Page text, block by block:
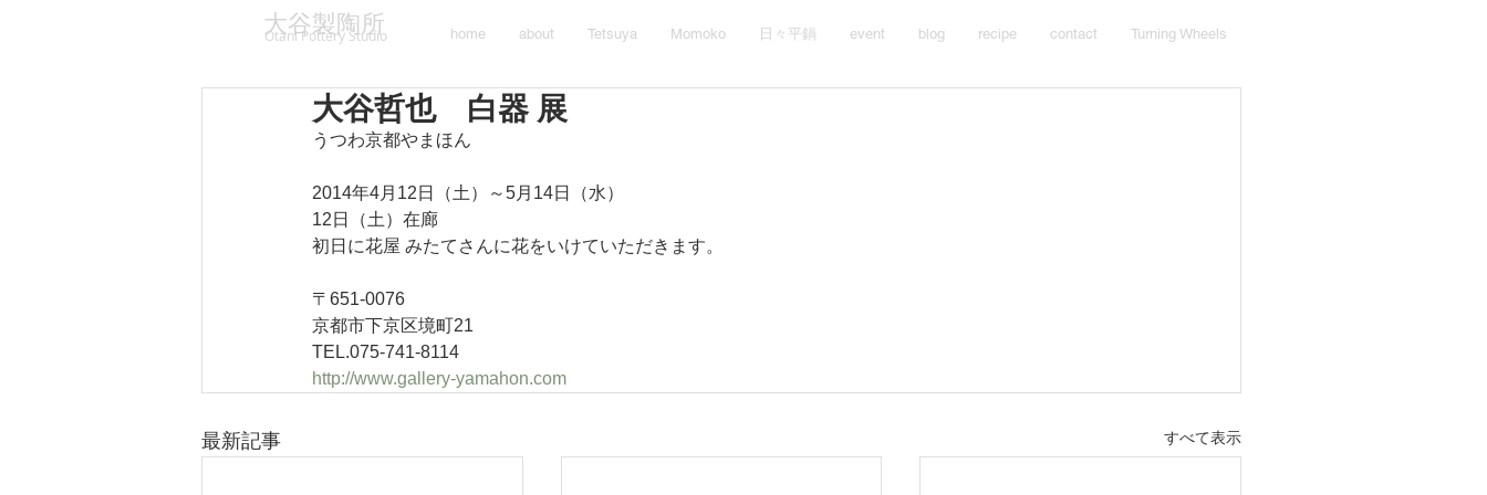
大谷製陶所
Otani Pottery Studio home about Tetsuya Momoko 日々平鍋 event blog recipe contact Turning Wheels
大谷哲也 白器 展
うつわ京都やまほん
2014年4月12日（土）～5月14日（水）
12日（土）在廊
初日に花屋 みたてさんに花をいけていただきます。
〒651-0076
京都市下京区境町21
TEL.075-741-8114
http://www.gallery-yamahon.com
最新記事 すべて表示